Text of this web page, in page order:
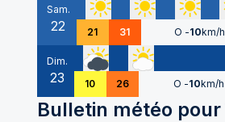
Sam.
22 21 31 O -10km/h
Dim.
23 10 26 O -10km/h
Bulletin météo pour